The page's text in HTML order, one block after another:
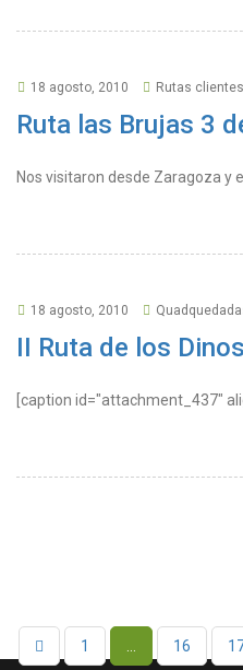
18 agosto, 2010 Rutas
Ruta las Brujas 3
Nos visitaron desde Zaragoza y
18 agosto, 2010
II Ruta de los
[caption id="attachment_437"
1 16